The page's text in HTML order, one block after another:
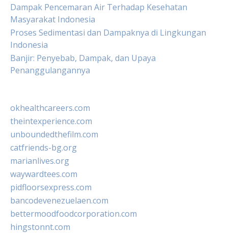
Dampak Pencemaran Air Terhadap Kesehatan
Masyarakat Indonesia
Proses Sedimentasi dan Dampaknya di Lingkungan
Indonesia
Banjir: Penyebab, Dampak, dan Upaya
Penanggulangannya
okhealthcareers.com
theintexperience.com
unboundedthefilm.com
catfriends-bg.org
marianlives.org
waywardtees.com
pidfloorsexpress.com
bancodevenezuelaen.com
bettermoodfoodcorporation.com
hingstonnt.com